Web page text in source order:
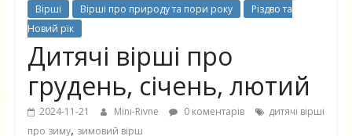
Вірші Вірші про природу та пори року
Різдво та
Новий рік
Дитячі вірші про
грудень, січень, лютий
2024-11-21 Mini-Rivne 0 коментарів
дитячі вірші
про зиму, зимовий вірш